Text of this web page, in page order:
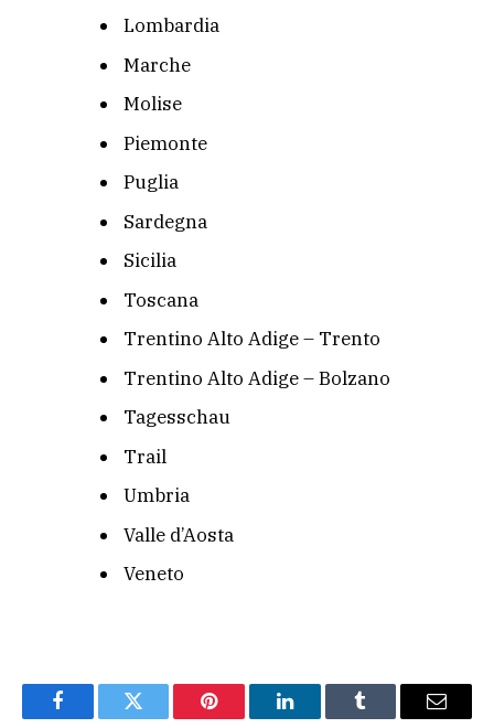
Lombardia
Marche
Molise
Piemonte
Puglia
Sardegna
Sicilia
Toscana
Trentino Alto Adige – Trento
Trentino Alto Adige – Bolzano
Tagesschau
Trail
Umbria
Valle d’Aosta
Veneto
FacebookTwitter Pinterest LinkedInTumblr Email